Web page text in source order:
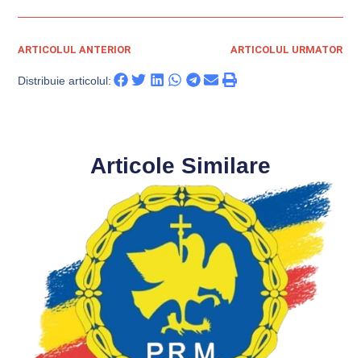
ARTICOLUL ANTERIOR ARTICOLUL URMATOR
Distribuie articolul:
Articole Similare